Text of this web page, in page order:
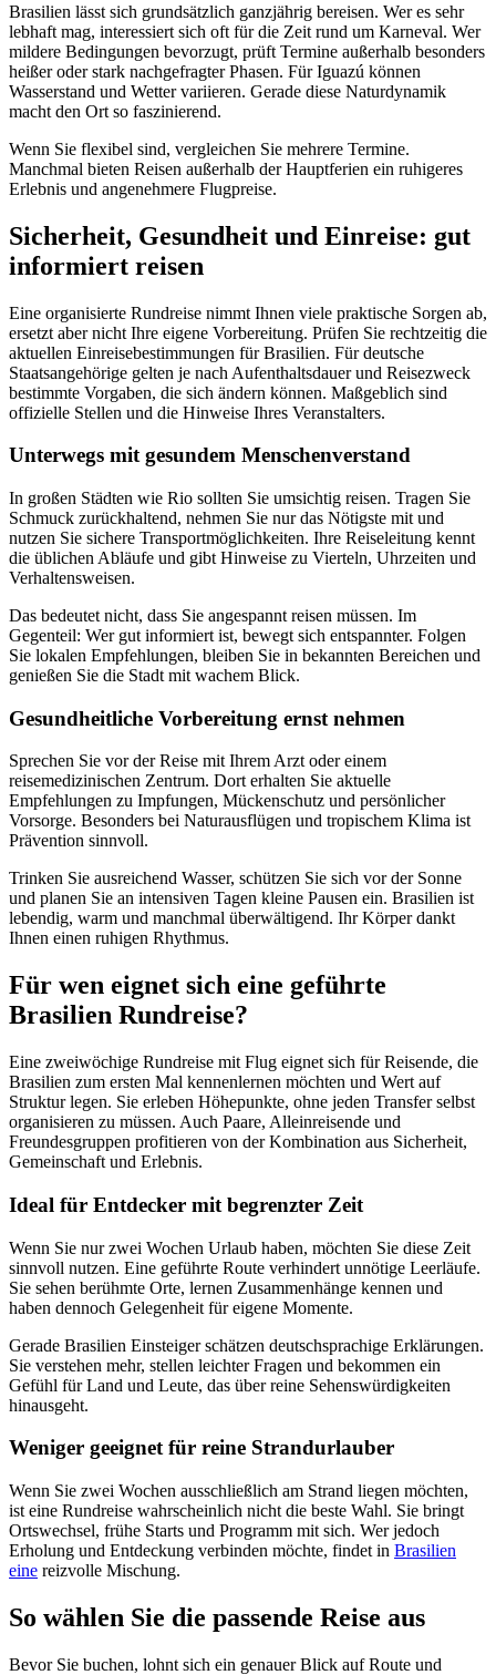
Brasilien lässt sich grundsätzlich ganzjährig bereisen. Wer es sehr
lebhaft mag, interessiert sich oft für die Zeit rund um Karneval. Wer
mildere Bedingungen bevorzugt, prüft Termine außerhalb besonders
heißer oder stark nachgefragter Phasen. Für Iguazú können
Wasserstand und Wetter variieren. Gerade diese Naturdynamik
macht den Ort so faszinierend.
Wenn Sie flexibel sind, vergleichen Sie mehrere Termine.
Manchmal bieten Reisen außerhalb der Hauptferien ein ruhigeres
Erlebnis und angenehmere Flugpreise.
Sicherheit, Gesundheit und Einreise: gut
informiert reisen
Eine organisierte Rundreise nimmt Ihnen viele praktische Sorgen ab,
ersetzt aber nicht Ihre eigene Vorbereitung. Prüfen Sie rechtzeitig die
aktuellen Einreisebestimmungen für Brasilien. Für deutsche
Staatsangehörige gelten je nach Aufenthaltsdauer und Reisezweck
bestimmte Vorgaben, die sich ändern können. Maßgeblich sind
offizielle Stellen und die Hinweise Ihres Veranstalters.
Unterwegs mit gesundem Menschenverstand
In großen Städten wie Rio sollten Sie umsichtig reisen. Tragen Sie
Schmuck zurückhaltend, nehmen Sie nur das Nötigste mit und
nutzen Sie sichere Transportmöglichkeiten. Ihre Reiseleitung kennt
die üblichen Abläufe und gibt Hinweise zu Vierteln, Uhrzeiten und
Verhaltensweisen.
Das bedeutet nicht, dass Sie angespannt reisen müssen. Im
Gegenteil: Wer gut informiert ist, bewegt sich entspannter. Folgen
Sie lokalen Empfehlungen, bleiben Sie in bekannten Bereichen und
genießen Sie die Stadt mit wachem Blick.
Gesundheitliche Vorbereitung ernst nehmen
Sprechen Sie vor der Reise mit Ihrem Arzt oder einem
reisemedizinischen Zentrum. Dort erhalten Sie aktuelle
Empfehlungen zu Impfungen, Mückenschutz und persönlicher
Vorsorge. Besonders bei Naturausflügen und tropischem Klima ist
Prävention sinnvoll.
Trinken Sie ausreichend Wasser, schützen Sie sich vor der Sonne
und planen Sie an intensiven Tagen kleine Pausen ein. Brasilien ist
lebendig, warm und manchmal überwältigend. Ihr Körper dankt
Ihnen einen ruhigen Rhythmus.
Für wen eignet sich eine geführte
Brasilien Rundreise?
Eine zweiwöchige Rundreise mit Flug eignet sich für Reisende, die
Brasilien zum ersten Mal kennenlernen möchten und Wert auf
Struktur legen. Sie erleben Höhepunkte, ohne jeden Transfer selbst
organisieren zu müssen. Auch Paare, Alleinreisende und
Freundesgruppen profitieren von der Kombination aus Sicherheit,
Gemeinschaft und Erlebnis.
Ideal für Entdecker mit begrenzter Zeit
Wenn Sie nur zwei Wochen Urlaub haben, möchten Sie diese Zeit
sinnvoll nutzen. Eine geführte Route verhindert unnötige Leerläufe.
Sie sehen berühmte Orte, lernen Zusammenhänge kennen und
haben dennoch Gelegenheit für eigene Momente.
Gerade Brasilien Einsteiger schätzen deutschsprachige Erklärungen.
Sie verstehen mehr, stellen leichter Fragen und bekommen ein
Gefühl für Land und Leute, das über reine Sehenswürdigkeiten
hinausgeht.
Weniger geeignet für reine Strandurlauber
Wenn Sie zwei Wochen ausschließlich am Strand liegen möchten,
ist eine Rundreise wahrscheinlich nicht die beste Wahl. Sie bringt
Ortswechsel, frühe Starts und Programm mit sich. Wer jedoch
Erholung und Entdeckung verbinden möchte, findet in Brasilien
eine reizvolle Mischung.
So wählen Sie die passende Reise aus
Bevor Sie buchen, lohnt sich ein genauer Blick auf Route und